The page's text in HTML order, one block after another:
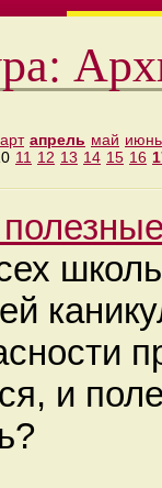
апрель май июнь
11 12 13 14 15 16
и